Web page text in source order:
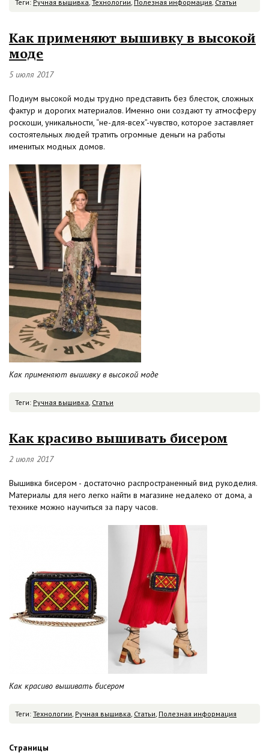
Теги: Ручная вышивка, Технологии, Полезная информация, Статьи
Как применяют вышивку в высокой
моде
5 июля 2017
Подиум высокой моды трудно представить без блесток, сложных
фактур и дорогих материалов. Именно они создают ту атмосферу
роскоши, уникальности, “не-для-всех”-чувство, которое заставляет
состоятельных людей тратить огромные деньги на работы
именитых модных домов.
Как применяют вышивку в высокой моде
Теги: Ручная вышивка, Статьи
Как красиво вышивать бисером
2 июля 2017
Вышивка бисером - достаточно распространенный вид рукоделия.
Материалы для него легко найти в магазине недалеко от дома, а
технике можно научиться за пару часов.
Как красиво вышивать бисером
Теги: Технологии, Ручная вышивка, Статьи, Полезная информация
Страницы